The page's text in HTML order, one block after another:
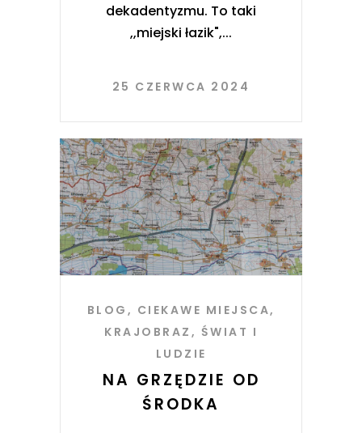
dekadentyzmu. To taki
,,miejski łazik",
25 CZERWCA 2024
BLOG , CIEKAWE MIEJSCA,
KRAJOBRAZ , ŚWIAT I
LUDZIE
NA GRZĘDZIE OD
ŚRODKA